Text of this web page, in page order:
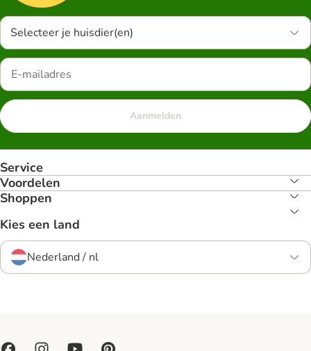
Selecteer je huisdier(en)
Aanmelden
Service
Voordelen
Shoppen
Kies een land
Nederland / nl